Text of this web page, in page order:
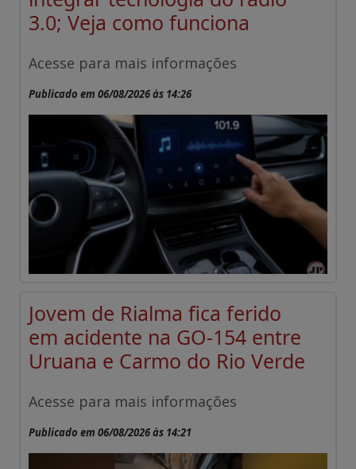
3.0; Veja como funciona
Acesse para mais informações
Publicado em 06/08/2026 às 14:26
Jovem de Rialma fica ferido
em acidente na GO-154 entre
Uruana e Carmo do Rio Verde
Acesse para mais informações
Publicado em 06/08/2026 às 14:21